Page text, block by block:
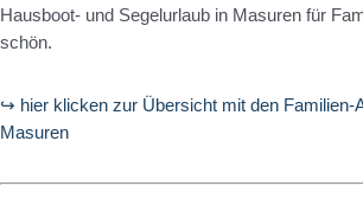
Hausboot- und Segelurlaub in Masuren für
schön.
↪ hier klicken zur Übersicht mit den Familien-
Masuren